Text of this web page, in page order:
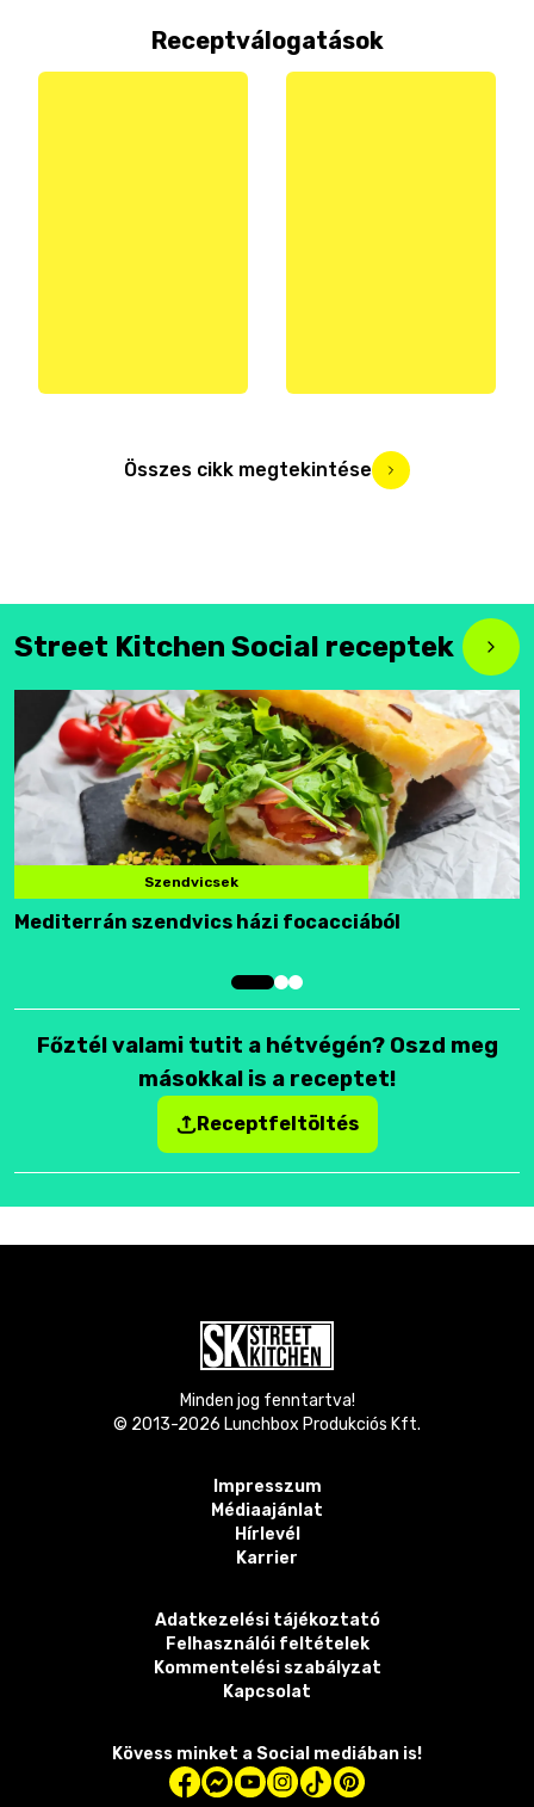
Receptválogatások
Összes cikk megtekintése
Street Kitchen Social receptek
Szendvicsek
Mediterrán szendvics házi focacciából
Főztél valami tutit a hétvégén? Oszd meg
másokkal is a receptet!
Receptfeltöltés
Minden jog fenntartva!
© 2013-2026 Lunchbox Produkciós Kft.
Impresszum
Médiaajánlat
Hírlevél
Karrier
Adatkezelési tájékoztató
Felhasználói feltételek
Kommentelési szabályzat
Kapcsolat
Kövess minket a Social mediában is!